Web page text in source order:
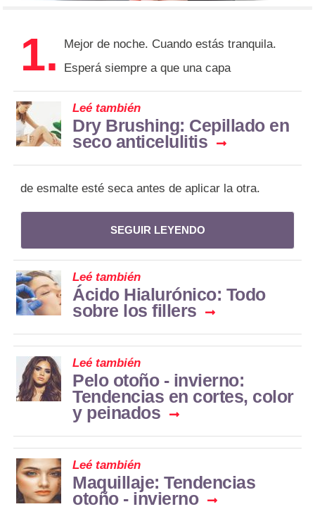
1.
Mejor de noche. Cuando estás tranquila.
Esperá siempre a que una capa
Leé también
Dry Brushing: Cepillado en
seco anticelulitis
de esmalte esté seca antes de aplicar la otra.
SEGUIR LEYENDO
Leé también
Ácido Hialurónico: Todo
sobre los fillers
Leé también
Pelo otoño - invierno:
Tendencias en cortes, color
y peinados
Leé también
Maquillaje: Tendencias
otoño - invierno